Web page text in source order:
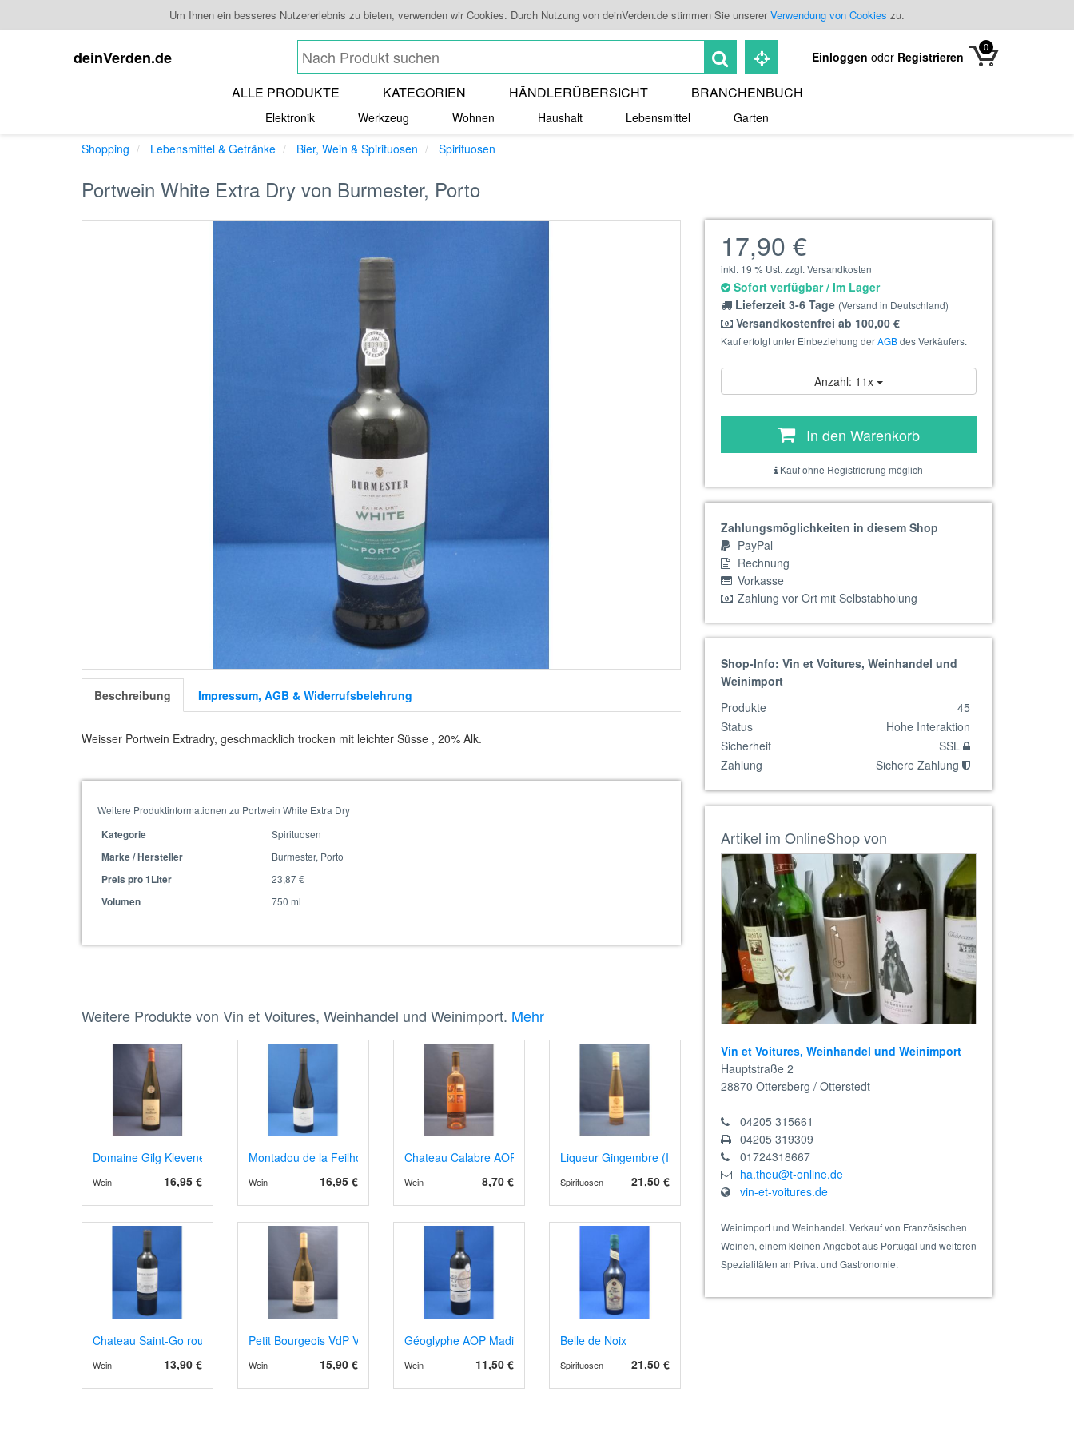
Um Ihnen ein besseres Nutzererlebnis zu bieten, verwenden wir Cookies. Durch Nutzung von deinVerden.de stimmen Sie unsererVerwendung von Cookies zu.
deinVerden.de Einloggen oder Registrieren
0
ALLE PRODUKTE KATEGORIEN HÄNDLERÜBERSICHT BRANCHENBUCH
Elektronik Werkzeug Wohnen Haushalt Lebensmittel
Garten
Shopping
Lebensmittel & Getränke Bier, Wein & Spirituosen Spirituosen
Portwein White Extra Dry von Burmester, Porto
Beschreibung Impressum, AGB & Widerrufsbelehrung
Weisser Portwein Extradry, geschmacklich trocken mit leichter Süsse , 20% Alk.
Weitere Produktinformationen zu Portwein White Extra Dry
Kategorie
Spirituosen
Marke / Hersteller
Burmester, Porto
Preis pro 1Liter
23,87 €
Volumen
750 ml
Weitere Produkte von Vin et Voitures, Weinhandel und Weinimport. Mehr
Domaine Gilg Klevener de Heiligenstein 2023/4
16,95 €
Wein
Montadou de la Feilho, AOP Corbières 2023, Bio
16,95 €
Wein
Chateau Calabre AOP Bergerac 2024 Rosé
8,70 €
Wein
Liqueur Gingembre (Ingwer)
21,50 €
Spirituosen
Chateau Saint-Go rouge AOP Saint Mont 2019
13,90 €
Wein
Petit Bourgeois VdP Val de Loire 2023
15,90 €
Wein
Géoglyphe AOP Madiran 2019
11,50 €
Wein
Belle de Noix
21,50 €
Spirituosen
17,90 €
inkl. 19 % Ust. zzgl. Versandkosten
Sofort verfügbar / Im Lager
Lieferzeit 3-6 Tage (Versand in Deutschland)
Versandkostenfrei ab 100,00 €
Kauf erfolgt unter Einbeziehung derAGBdes Verkäufers.
Anzahl: 11x
In den Warenkorb
Kauf ohne Registrierung möglich
Zahlungsmöglichkeiten in diesem Shop
PayPal
Rechnung
Vorkasse
Zahlung vor Ort mit Selbstabholung
Shop-Info: Vin et Voitures, Weinhandel und
Weinimport
Produkte
45
Status
Hohe Interaktion
Sicherheit
SSL
Zahlung
Sichere Zahlung
Artikel im OnlineShop von
Vin et Voitures, Weinhandel und Weinimport
Hauptstraße 2
28870 Ottersberg / Otterstedt
04205 315661
04205 319309
01724318667
ha.theu@t-online.de
vin-et-voitures.de
Weinimport und Weinhandel. Verkauf von Französischen
Weinen, einem kleinen Angebot aus Portugal und weiteren
Spezialitäten an Privat und Gastronomie.